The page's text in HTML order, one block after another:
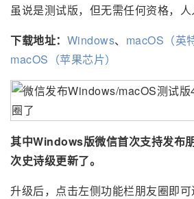
虽说是测试版，但无需任何资格，人
下载地址： Windows、 macOS（英
macOS（苹果芯片）
其中Windows版微信首次支持发布
次史诗级更新了。
升级后，点击左侧功能栏朋友圈即